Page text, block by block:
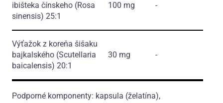
ibišteka čínskeho (Rosa
sinensis) 25:1
100 mg -
Výťažok z koreňa šišaku
bajkalského (Scutellaria
baicalensis) 20:1
30 mg -
Podporné komponenty: kapsula (želatína),